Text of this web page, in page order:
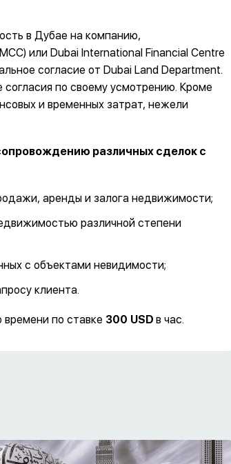
в Дубае на компанию,
или Dubai International Financial Centre
согласие от Dubai Land Department.
по своему усмотрению. Кроме
и временных затрат, нежели
различных сделок с
аренды и залога недвижимости;
различной степени
с объектами невидимости;
клиента.
времени по ставке 300 USD в час.